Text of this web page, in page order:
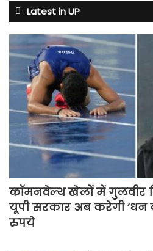
क्यों
बदले
नियम
Latest in UP
कॉमनवेल्थ खेलों में गुलवीर
यूपी सरकार अब करेगी ‘धन
रुपये